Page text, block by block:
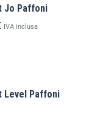
Jo Paffoni
IVA inclusa
Level Paffoni